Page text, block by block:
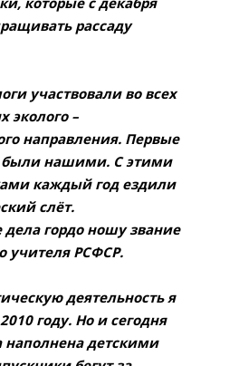
рассаду
участвовали во всех
эколого –
направления. Первые
были нашими. С этими
каждый год ездили
слёт.
дела гордо ношу звание
учителя РСФСР.
деятельность я
году. Но и сегодня
наполнена детскими